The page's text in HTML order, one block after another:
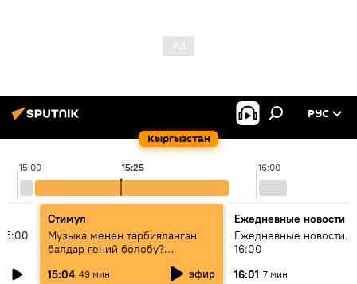
Кыргызстан
РУС
15:00 16:00
15:25
Стимул
Музыка менен тарбияланган
балдар гений болобу?
Кыргыздын жашоосунда
музыканын орду
15:04 49 мин эфир
Ежедневные новости
Ежедневные новости.
16:00
16:01 7 мин